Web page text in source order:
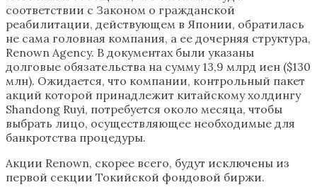
соответствии с Законом о гражданской
реабилитации, действующем в Японии, обратилась
не сама головная компания, а ее дочерняя структура,
Renown Agency. В документах были указаны
долговые обязательства на сумму 13,9 млрд иен ($130
млн). Ожидается, что компании, контрольный пакет
акций которой принадлежит китайскому холдингу
Shandong Ruyi, потребуется около месяца, чтобы
выбрать лицо, осуществляющее необходимые для
банкротства процедуры.
Акции Renown, скорее всего, будут исключены из
первой секции Токийской фондовой биржи.